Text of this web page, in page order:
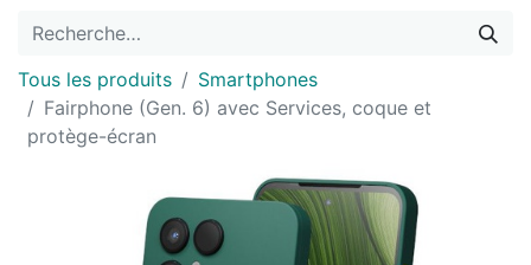
Tous les produits
Smartphones
Fairphone (Gen. 6) avec Services, coque et
protège-écran